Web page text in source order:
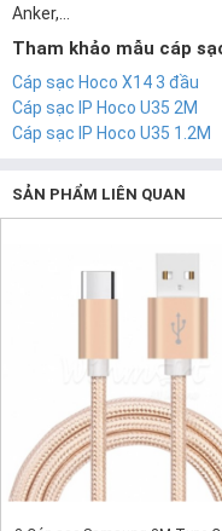
Anker,…
Tham khảo mẫu cáp
Cáp sạc Hoco X14 3 đầu
Cáp sạc IP Hoco U35 2M
Cáp sạc IP Hoco U35 1.2M
SẢN PHẨM LIÊN QUAN